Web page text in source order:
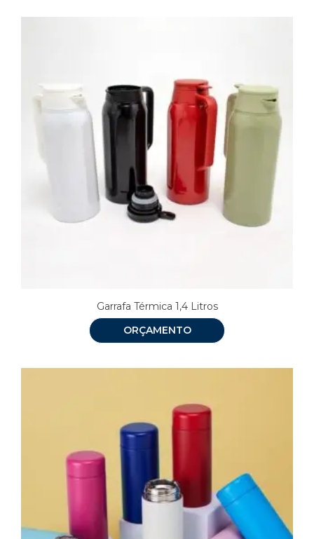
Garrafa Térmica 1,4 Litros
ORÇAMENTO